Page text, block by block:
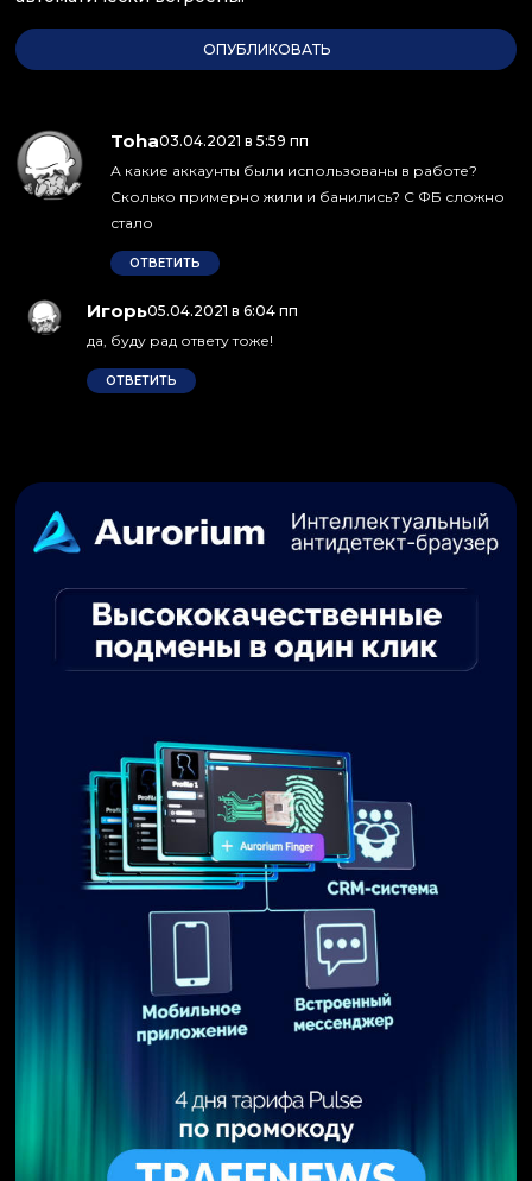
Toha:03.04.2021 в 5:59 пп
А какие аккаунты были использованы в работе?
Сколько примерно жили и банились? C ФБ сложно
стало
ОТВЕТИТЬ
Игорь:05.04.2021 в 6:04 пп
да, буду рад ответу тоже!
ОТВЕТИТЬ